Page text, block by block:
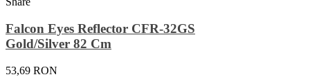
Falcon Eyes Reflector CFR-32GS
Gold/Silver 82 Cm
53,69 RON